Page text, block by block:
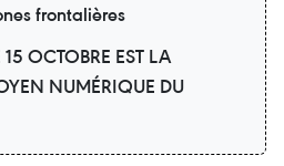
frontalières
15 OCTOBRE EST LA
NUMÉRIQUE DU